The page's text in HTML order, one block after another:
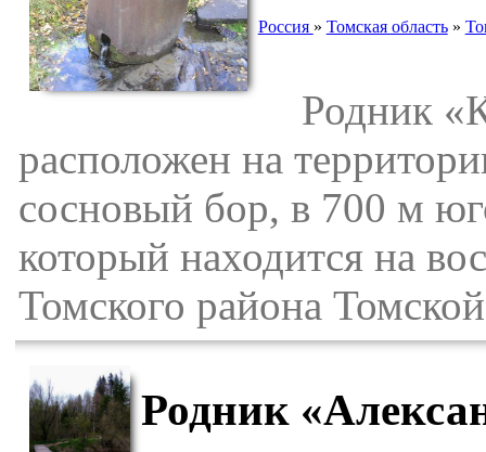
Россия » Томская область»
Родник
расположен на
сосновый бор, в 700 м
который находится на
Томского района
Родник